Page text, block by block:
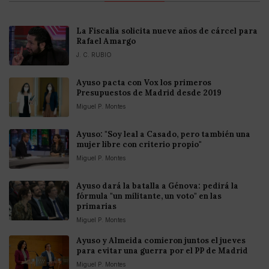
La Fiscalía solicita nueve años de cárcel para
Rafael Amargo
J. C. RUBIO
Ayuso pacta con Vox los primeros
Presupuestos de Madrid desde 2019
Miguel P. Montes
Ayuso: "Soy leal a Casado, pero también una
mujer libre con criterio propio"
Miguel P. Montes
Ayuso dará la batalla a Génova: pedirá la
fórmula "un militante, un voto" en las
primarias
Miguel P. Montes
Ayuso y Almeida comieron juntos el jueves
para evitar una guerra por el PP de Madrid
Miguel P. Montes